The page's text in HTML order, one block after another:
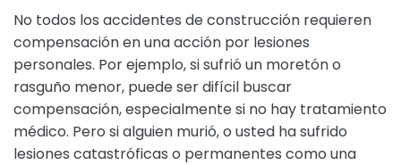
No todos los accidentes de construcción requieren
compensación en una acción por lesiones
personales. Por ejemplo, si sufrió un moretón o
rasguño menor, puede ser difícil buscar
compensación, especialmente si no hay tratamiento
médico. Pero si alguien murió, o usted ha sufrido
lesiones catastróficas o permanentes como una